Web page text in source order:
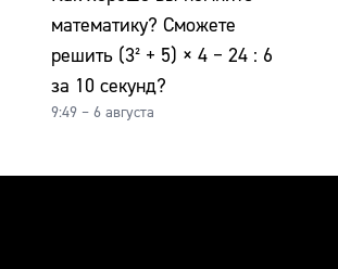
математику? Сможете
решить (3² + 5) × 4 − 24 : 6
за 10 секунд?
9:49 – 6 августа